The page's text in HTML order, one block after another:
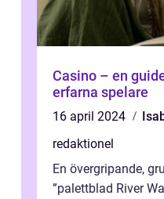
Casino – en
erfarna spelare
16 april 2024
redaktionel
En övergripande,
”palettblad River